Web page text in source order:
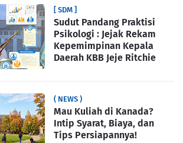
[ SDM ]
Sudut Pandang Praktisi
Psikologi : Jejak Rekam
Kepemimpinan Kepala
Daerah KBB Jeje Ritchie
( NEWS )
Mau Kuliah di Kanada?
Intip Syarat, Biaya, dan
Tips Persiapannya!